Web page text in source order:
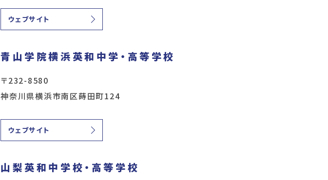
ウェブサイト
青山学院横浜英和中学・高等学校
〒232-8580
神奈川県横浜市南区蒔田町124
ウェブサイト
山梨英和中学校・高等学校